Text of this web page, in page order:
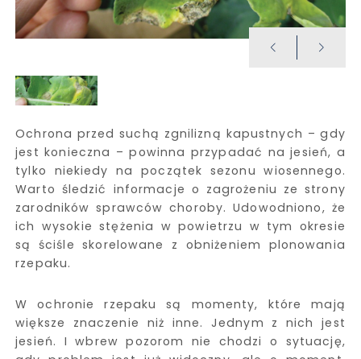
Ochrona przed suchą zgnilizną kapustnych – gdy
jest konieczna – powinna przypadać na jesień, a
tylko niekiedy na początek sezonu wiosennego.
Warto śledzić informacje o zagrożeniu ze strony
zarodników sprawców choroby. Udowodniono, że
ich wysokie stężenia w powietrzu w tym okresie
są ściśle skorelowane z obniżeniem plonowania
rzepaku.
W ochronie rzepaku są momenty, które mają
większe znaczenie niż inne. Jednym z nich jest
jesień. I wbrew pozorom nie chodzi o sytuację,